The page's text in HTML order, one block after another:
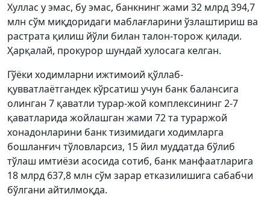
Хуллас у эмас, бу эмас, банкнинг жами 32 млрд 394,7
млн сўм миқдоридаги маблағларини ўзлаштириш ва
растрата қилиш йўли билан талон-торож қилади.
Ҳарқалай, прокурор шундай хулосага келган.
Гўёки ходимларни ижтимоий қўллаб-
қувватлаётгандек кўрсатиш учун банк балансига
олинган 7 қаватли турар-жой комплексининг 2-7
қаватларида жойлашган жами 72 та тураржой
хонадонларини банк тизимидаги ходимларга
бошланғич тўловларсиз, 15 йил муддатда бўлиб
тўлаш имтиёзи асосида сотиб, банк манфаатларига
18 млрд 637,8 млн сўм зарар етказилишига сабабчи
бўлгани айтилмоқда.